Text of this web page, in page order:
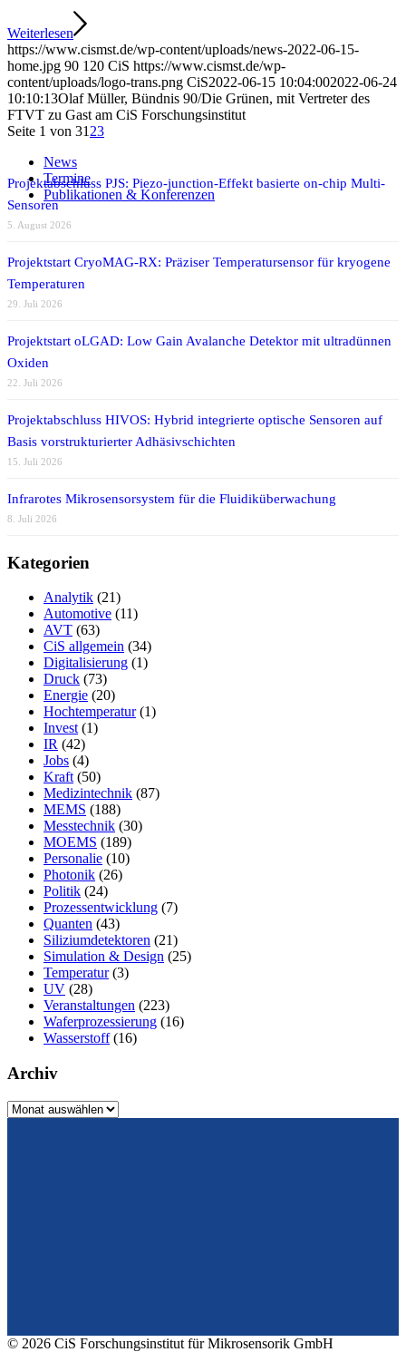
Weiterlesen
https://www.cismst.de/wp-content/uploads/news-2022-06-15-
home.jpg 90 120 CiS https://www.cismst.de/wp-
content/uploads/logo-trans.png CiS2022-06-15 10:04:002022-06-24
10:10:13Olaf Müller, Bündnis 90/Die Grünen, mit Vertreter des
FTVT zu Gast am CiS Forschungsinstitut
Seite 1 von 31 23
News
Termine
Publikationen & Konferenzen
Projektabschluss PJS: Piezo-junction-Effekt basierte on-chip Multi-
Sensoren
5. August 2026
Projektstart CryoMAG-RX: Präziser Temperatursensor für kryogene
Temperaturen
29. Juli 2026
Projektstart oLGAD: Low Gain Avalanche Detektor mit ultradünnen
Oxiden
22. Juli 2026
Projektabschluss HIVOS: Hybrid integrierte optische Sensoren auf
Basis vorstrukturierter Adhäsivschichten
15. Juli 2026
Infrarotes Mikrosensorsystem für die Fluidiküberwachung
8. Juli 2026
Kategorien
Analytik (21)
Automotive (11)
AVT (63)
CiS allgemein (34)
Digitalisierung (1)
Druck (73)
Energie (20)
Hochtemperatur(1)
Invest(1)
IR (42)
Jobs (4)
Kraft(50)
Medizintechnik (87)
MEMS (188)
Messtechnik (30)
MOEMS (189)
Personalie (10)
Photonik (26)
Politik (24)
Prozessentwicklung (7)
Quanten (43)
Siliziumdetektoren (21)
Simulation & Design (25)
Temperatur(3)
UV (28)
Veranstaltungen (223)
Waferprozessierung (16)
Wasserstoff(16)
Archiv
Archiv
© 2026 CiS Forschungsinstitut für Mikrosensorik GmbH